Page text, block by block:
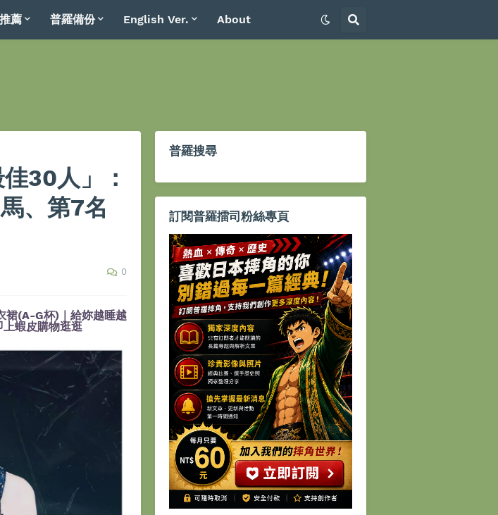
薦 普羅備份 English Ver. About
30人」：
、第7名
0
裙(A-G杯)｜給妳越睡越
蝦皮購物逛逛
普羅搜尋
訂閱普羅擂司粉絲專頁